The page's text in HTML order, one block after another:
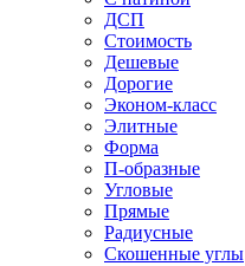
ДСП
Стоимость
Дешевые
Дорогие
Эконом-класс
Элитные
Форма
П-образные
Угловые
Прямые
Радиусные
Скошенные углы